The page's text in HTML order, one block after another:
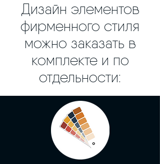
Дизайн элементов
фирменного стиля
можно заказать в
комплекте и по
отдельности: